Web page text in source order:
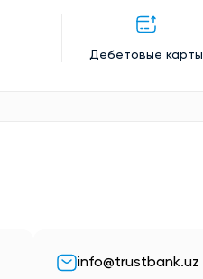
Дебетовые карты
info@trustbank.uz